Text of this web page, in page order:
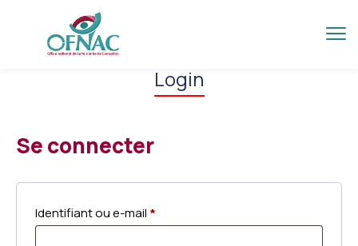
Login
Se connecter
Identifiant ou e-mail *